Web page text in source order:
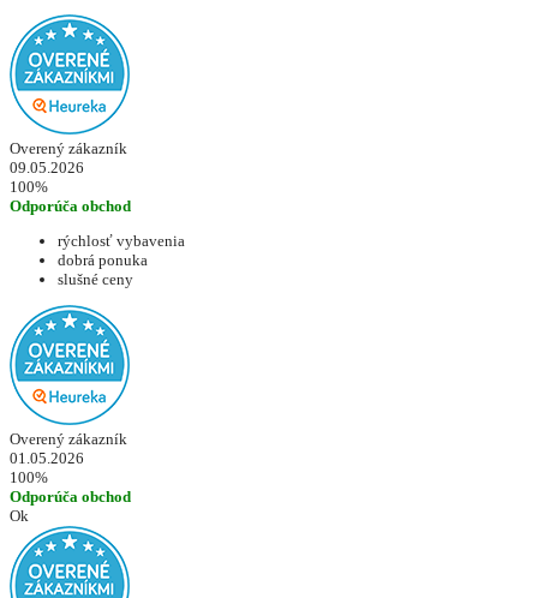
Overený zákazník
09.05.2026
100%
Odporúča obchod
rýchlosť vybavenia
dobrá ponuka
slušné ceny
Overený zákazník
01.05.2026
100%
Odporúča obchod
Ok